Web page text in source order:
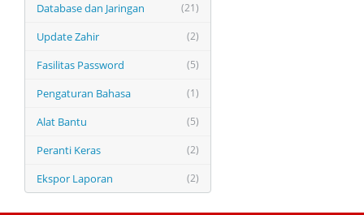
(21)
Database dan Jaringan
(2)
Update Zahir
(5)
Fasilitas Password
(1)
Pengaturan Bahasa
(5)
Alat Bantu
(2)
Peranti Keras
(2)
Ekspor Laporan